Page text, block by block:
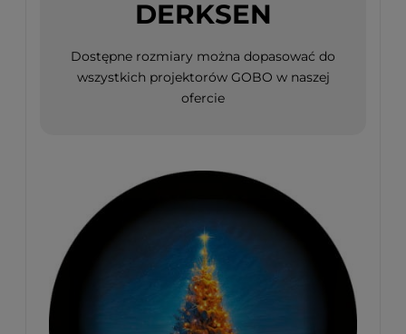
DERKSEN
Dostępne rozmiary można dopasować do
wszystkich projektorów GOBO w naszej
ofercie